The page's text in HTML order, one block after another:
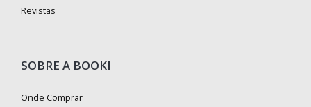
Revistas
SOBRE A BOOKI
Onde Comprar